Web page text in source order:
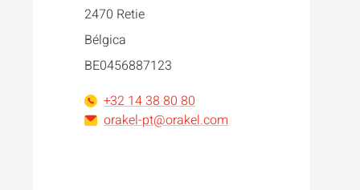
2470 Retie
Bélgica
BE0456887123
+32 14 38 80 80
orakel-pt@orakel.com